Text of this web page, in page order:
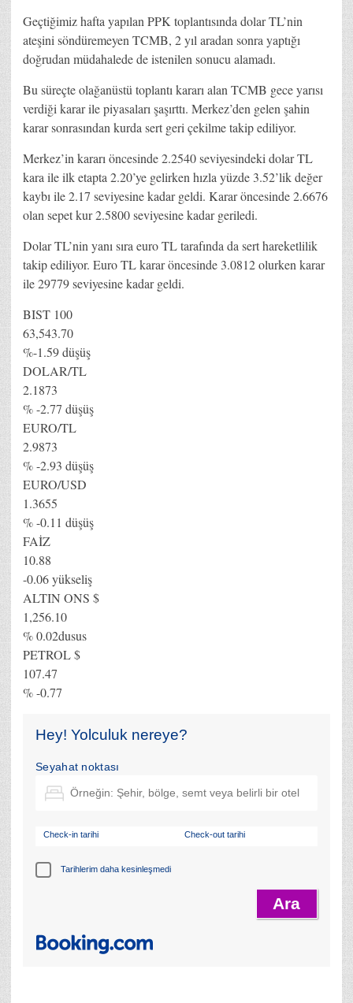
Geçtiğimiz hafta yapılan PPK toplantısında dolar TL’nin
ateşini söndüremeyen TCMB, 2 yıl aradan sonra yaptığı
doğrudan müdahalede de istenilen sonucu alamadı.
Bu süreçte olağanüstü toplantı kararı alan TCMB gece yarısı
verdiği karar ile piyasaları şaşırttı. Merkez’den gelen şahin
karar sonrasından kurda sert geri çekilme takip ediliyor.
Merkez’in kararı öncesinde 2.2540 seviyesindeki dolar TL
kara ile ilk etapta 2.20’ye gelirken hızla yüzde 3.52’lik değer
kaybı ile 2.17 seviyesine kadar geldi. Karar öncesinde 2.6676
olan sepet kur 2.5800 seviyesine kadar geriledi.
Dolar TL’nin yanı sıra euro TL tarafında da sert hareketlilik
takip ediliyor. Euro TL karar öncesinde 3.0812 olurken karar
ile 29779 seviyesine kadar geldi.
BIST 100
63,543.70
%-1.59 düşüş
DOLAR/TL
2.1873
% -2.77 düşüş
EURO/TL
2.9873
% -2.93 düşüş
EURO/USD
1.3655
% -0.11 düşüş
FAİZ
10.88
-0.06 yükseliş
ALTIN ONS $
1,256.10
% 0.02dusus
PETROL $
107.47
% -0.77
Hey! Yolculuk nereye?
Seyahat noktası
Check-in tarihi Check-out tarihi
Tarihlerim daha kesinleşmedi